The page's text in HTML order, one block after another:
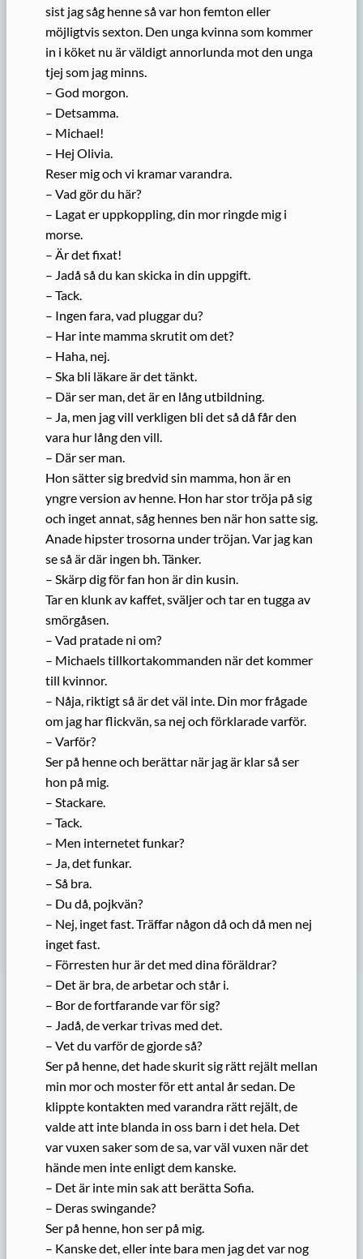
sist jag såg henne så var hon femton eller
möjligtvis sexton. Den unga kvinna som kommer
in i köket nu är väldigt annorlunda mot den unga
tjej som jag minns.
– God morgon.
– Detsamma.
– Michael!
– Hej Olivia.
Reser mig och vi kramar varandra.
– Vad gör du här?
– Lagat er uppkoppling, din mor ringde mig i
morse.
– Är det fixat!
– Jadå så du kan skicka in din uppgift.
– Tack.
– Ingen fara, vad pluggar du?
– Har inte mamma skrutit om det?
– Haha, nej.
– Ska bli läkare är det tänkt.
– Där ser man, det är en lång utbildning.
– Ja, men jag vill verkligen bli det så då får den
vara hur lång den vill.
– Där ser man.
Hon sätter sig bredvid sin mamma, hon är en
yngre version av henne. Hon har stor tröja på sig
och inget annat, såg hennes ben när hon satte sig.
Anade hipster trosorna under tröjan. Var jag kan
se så är där ingen bh. Tänker.
– Skärp dig för fan hon är din kusin.
Tar en klunk av kaffet, sväljer och tar en tugga av
smörgåsen.
– Vad pratade ni om?
– Michaels tillkortakommanden när det kommer
till kvinnor.
– Nåja, riktigt så är det väl inte. Din mor frågade
om jag har flickvän, sa nej och förklarade varför.
– Varför?
Ser på henne och berättar när jag är klar så ser
hon på mig.
– Stackare.
– Tack.
– Men internetet funkar?
– Ja, det funkar.
– Så bra.
– Du då, pojkvän?
– Nej, inget fast. Träffar någon då och då men nej
inget fast.
– Förresten hur är det med dina föräldrar?
– Det är bra, de arbetar och står i.
– Bor de fortfarande var för sig?
– Jadå, de verkar trivas med det.
– Vet du varför de gjorde så?
Ser på henne, det hade skurit sig rätt rejält mellan
min mor och moster för ett antal år sedan. De
klippte kontakten med varandra rätt rejält, de
valde att inte blanda in oss barn i det hela. Det
var vuxen saker som de sa, var väl vuxen när det
hände men inte enligt dem kanske.
– Det är inte min sak att berätta Sofia.
– Deras swingande?
Ser på henne, hon ser på mig.
– Kanske det, eller inte bara men jag det var nog